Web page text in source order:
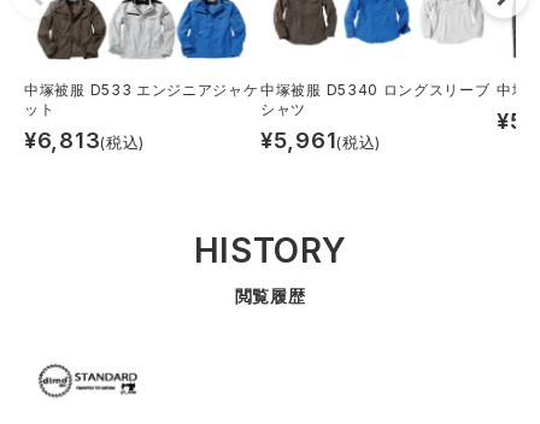
中塚被服 D533 エンジニアジャケ
ット
¥6,813(税込)
中塚被服 D5340 ロングスリーブ
シャツ
¥5,961(税込)
中塚
¥
HISTORY
閲覧履歴